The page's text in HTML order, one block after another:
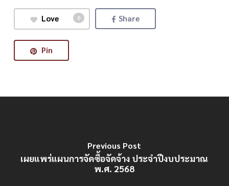
Love 0 Share
Pin
Previous Post
เผยแพร่แผนการจัดซื้อจัดจ้าง ประจำปีงบประมาณ
พ.ศ. 2568